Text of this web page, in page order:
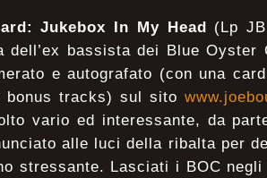
Jukebox In My Head (Lp
dell’ex bassista dei Blue
e autografato (con una
bonus tracks) sul sito
vario ed interessante, da
alle luci della ribalta per
stressante. Lasciati i BOC